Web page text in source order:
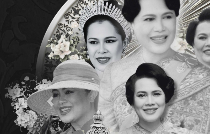
Previous